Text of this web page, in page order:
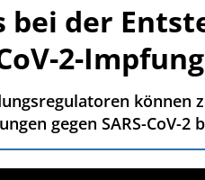
der
2-
können
gegen SARS-CoV-2